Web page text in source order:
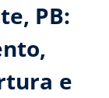
PB:
e